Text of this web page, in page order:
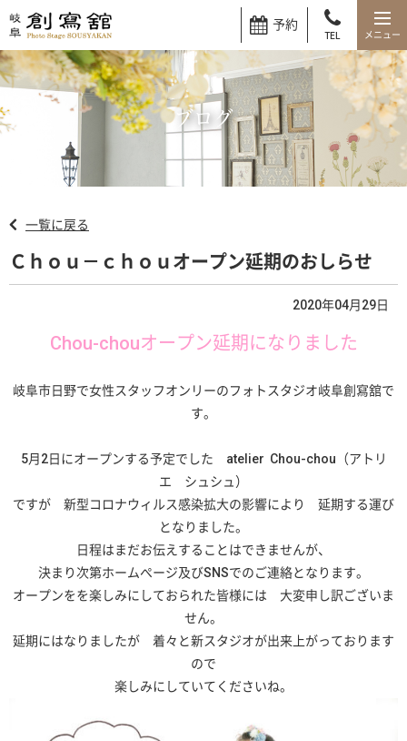
予約
TEL
ブログ
一覧に戻る
Ｃｈｏｕ－ｃｈｏｕオープン延期のおしらせ
2020年04月29日
Chou-chouオープン延期になりました
岐阜市日野で女性スタッフオンリーのフォトスタジオ岐阜創寫舘で
す。
5月2日にオープンする予定でした atelier Chou-chou（アトリ
エ シュシュ）
ですが 新型コロナウィルス感染拡大の影響により 延期する運び
となりました。
日程はまだお伝えすることはできませんが、
決まり次第ホームぺージ及びSNSでのご連絡となります。
オープンをを楽しみにしておられた皆様には 大変申し訳ございま
せん。
延期にはなりましたが 着々と新スタジオが出来上がっております
ので
楽しみにしていてくださいね。